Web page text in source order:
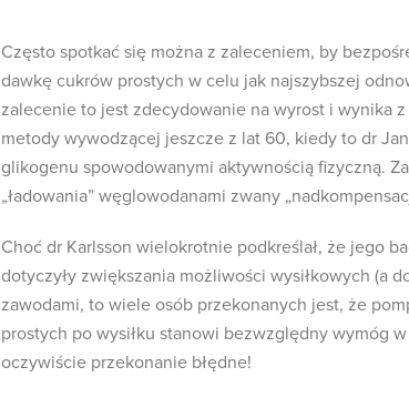
Często spotkać się można z zaleceniem, by
dawkę cukrów prostych w celu jak najszybszej
zalecenie to jest zdecydowanie na wyrost i wynika
metody wywodzącej jeszcze z lat 60, kiedy to dr
glikogenu spowodowanymi aktywnością fizyczną.
„ładowania” węglowodanami zwany
Choć dr Karlsson wielokrotnie podkreślał, że jego
dotyczyły zwiększania możliwości wysiłkowych (a
zawodami, to wiele osób przekonanych jest, że
prostych po wysiłku stanowi bezwzględny wymóg
oczywiście przekonanie błędne!